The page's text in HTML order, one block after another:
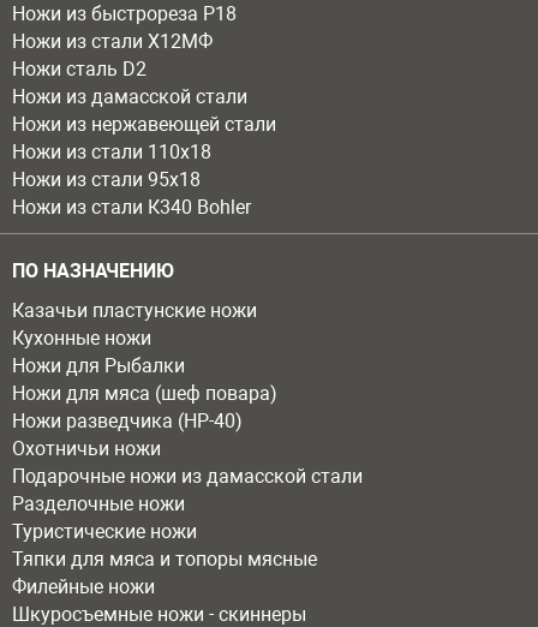
Ножи из быстрореза Р18
Ножи из стали Х12МФ
Ножи сталь D2
Ножи из дамасской стали
Ножи из нержавеющей стали
Ножи из стали 110х18
Ножи из стали 95х18
Ножи из стали К340 Bohler
ПО НАЗНАЧЕНИЮ
Казачьи пластунские ножи
Кухонные ножи
Ножи для Рыбалки
Ножи для мяса (шеф повара)
Ножи разведчика (НР-40)
Охотничьи ножи
Подарочные ножи из дамасской стали
Разделочные ножи
Туристические ножи
Тяпки для мяса и топоры мясные
Филейные ножи
Шкуросъемные ножи - скиннеры